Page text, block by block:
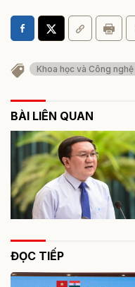
Khoa học và Công nghệ
BÀI LIÊN QUAN
ĐỌC TIẾP